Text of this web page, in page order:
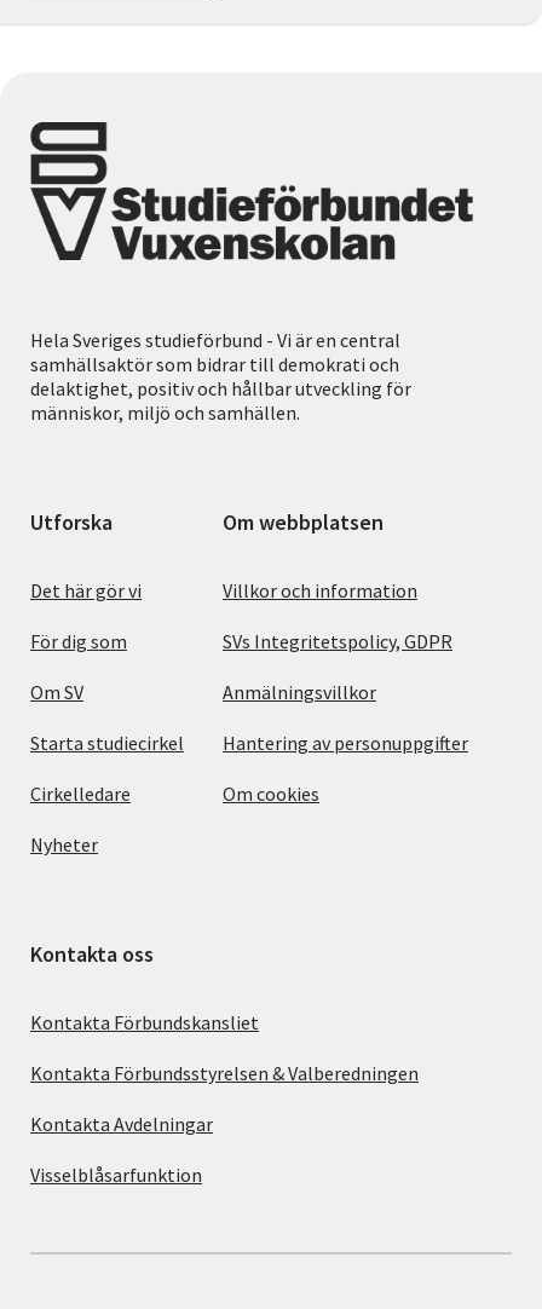
Hela Sveriges studieförbund - Vi är en central
samhällsaktör som bidrar till demokrati och
delaktighet, positiv och hållbar utveckling för
människor, miljö och samhällen.
Utforska
Det här gör vi
För dig som
Om SV
Starta studiecirkel
Cirkelledare
Nyheter
Om webbplatsen
Villkor och information
SVs Integritetspolicy, GDPR
Anmälningsvillkor
Hantering av personuppgifter
Om cookies
Kontakta oss
Kontakta Förbundskansliet
Kontakta Förbundsstyrelsen & Valberedningen
Kontakta Avdelningar
Visselblåsarfunktion